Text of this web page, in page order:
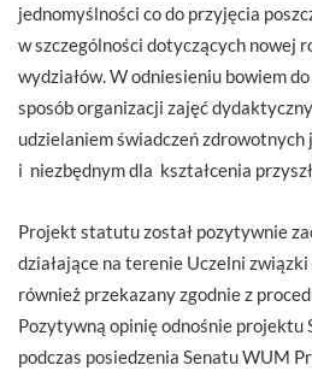
jednomyślności co do przyjęcia
w szczególności dotyczących nowej
wydziałów. W odniesieniu bowiem
sposób organizacji zajęć
udzielaniem świadczeń
i niezbędnym dla kształcenia
Projekt statutu został pozytywnie
działające na terenie Uczelni
również przekazany zgodnie z
Pozytywną opinię odnośnie
podczas posiedzenia Senatu WUM